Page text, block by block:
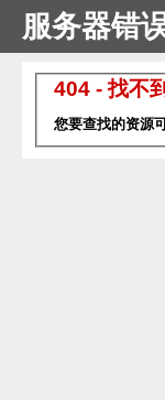
服务器错
404 - 找不
您要查找的资源